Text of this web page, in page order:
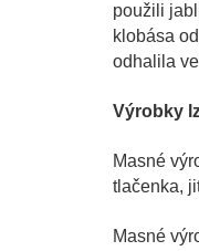
použili
klobása
odhalila
Výrobky
Masné
tlačenka,
Masné